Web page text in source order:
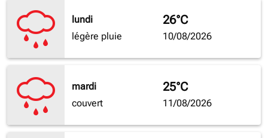
lundi
légère pluie
26°C
10/08/2026
mardi
couvert
25°C
11/08/2026